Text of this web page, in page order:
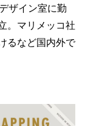
ザイン室に勤
。マリメッコ社
るなど国内外で